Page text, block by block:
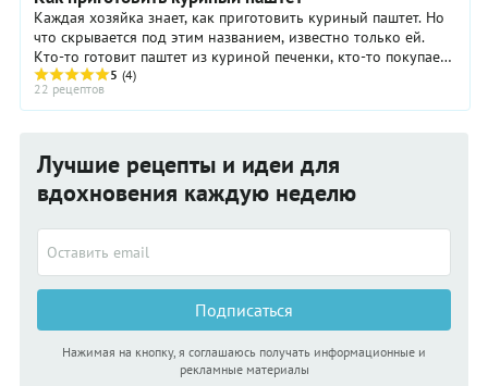
Каждая хозяйка знает, как приготовить куриный паштет. Но
что скрывается под этим названием, известно только ей.
Кто-то готовит паштет из куриной печенки, кто-то покупает
для паштета копченую курицу ...
5 (4)
22 рецептов
Лучшие рецепты и идеи для
вдохновения каждую неделю
Подписаться
Нажимая на кнопку, я соглашаюсь получать информационные и
рекламные материалы